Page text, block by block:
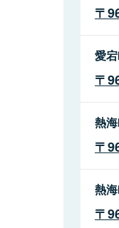
愛
熱
熱